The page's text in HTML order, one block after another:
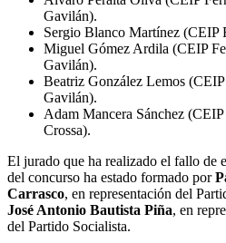
Gavilán).
Sergio Blanco Martínez (CEIP
Miguel Gómez Ardila (CEIP
Gavilán).
Beatriz González Lemos
Gavilán).
Adam Mancera Sánchez
Crossa).
El jurado que ha realizado el fallo de
del concurso ha estado formado por
Carrasco, en representación del
José Antonio Bautista Piña, en
del Partido Socialista.